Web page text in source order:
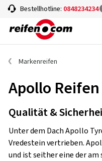
Bestellhotline: 0848234234
Markenreifen
Apollo
Qualität &
Unter dem Dach Apollo
Vredestein vertrieben.
und ist seither eine der